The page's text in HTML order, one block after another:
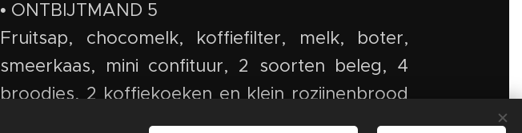
• ONTBIJTMAND 5
Fruitsap, chocomelk, koffiefilter, melk, boter,
smeerkaas, mini confituur, 2 soorten beleg, 4
broodjes, 2 koffiekoeken en klein rozijnenbrood